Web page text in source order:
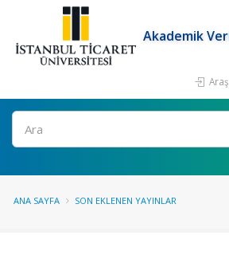
Akademik
Ara
ANA SAYFA SON EKLENEN YAYINLAR